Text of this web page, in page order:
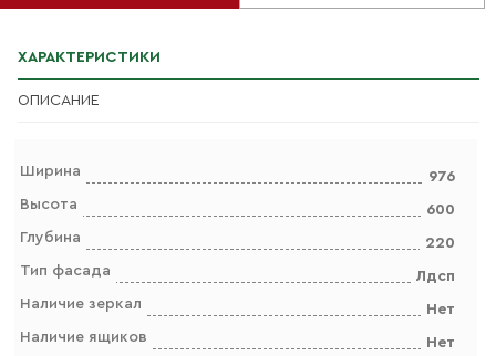
ХАРАКТЕРИСТИКИ
ОПИСАНИЕ
Ширина
976
Высота
600
Глубина
220
Тип фасада
Лдсп
Наличие зеркал
Нет
Наличие ящиков
Нет